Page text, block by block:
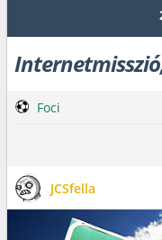
JCSfella
Foci